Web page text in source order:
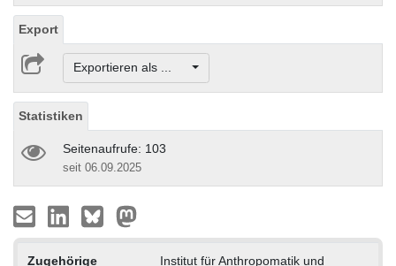
Export
Exportieren als ...
Statistiken
Seitenaufrufe: 103
seit 06.09.2025
Zugehörige
Institut für Anthropomatik und